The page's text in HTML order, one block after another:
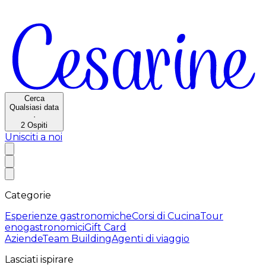
Cerca
Qualsiasi data
·
2 Ospiti
Unisciti a noi
Categorie
Esperienze gastronomicheCorsi di CucinaTour
enogastronomiciGift Card
AziendeTeam BuildingAgenti di viaggio
Lasciati ispirare